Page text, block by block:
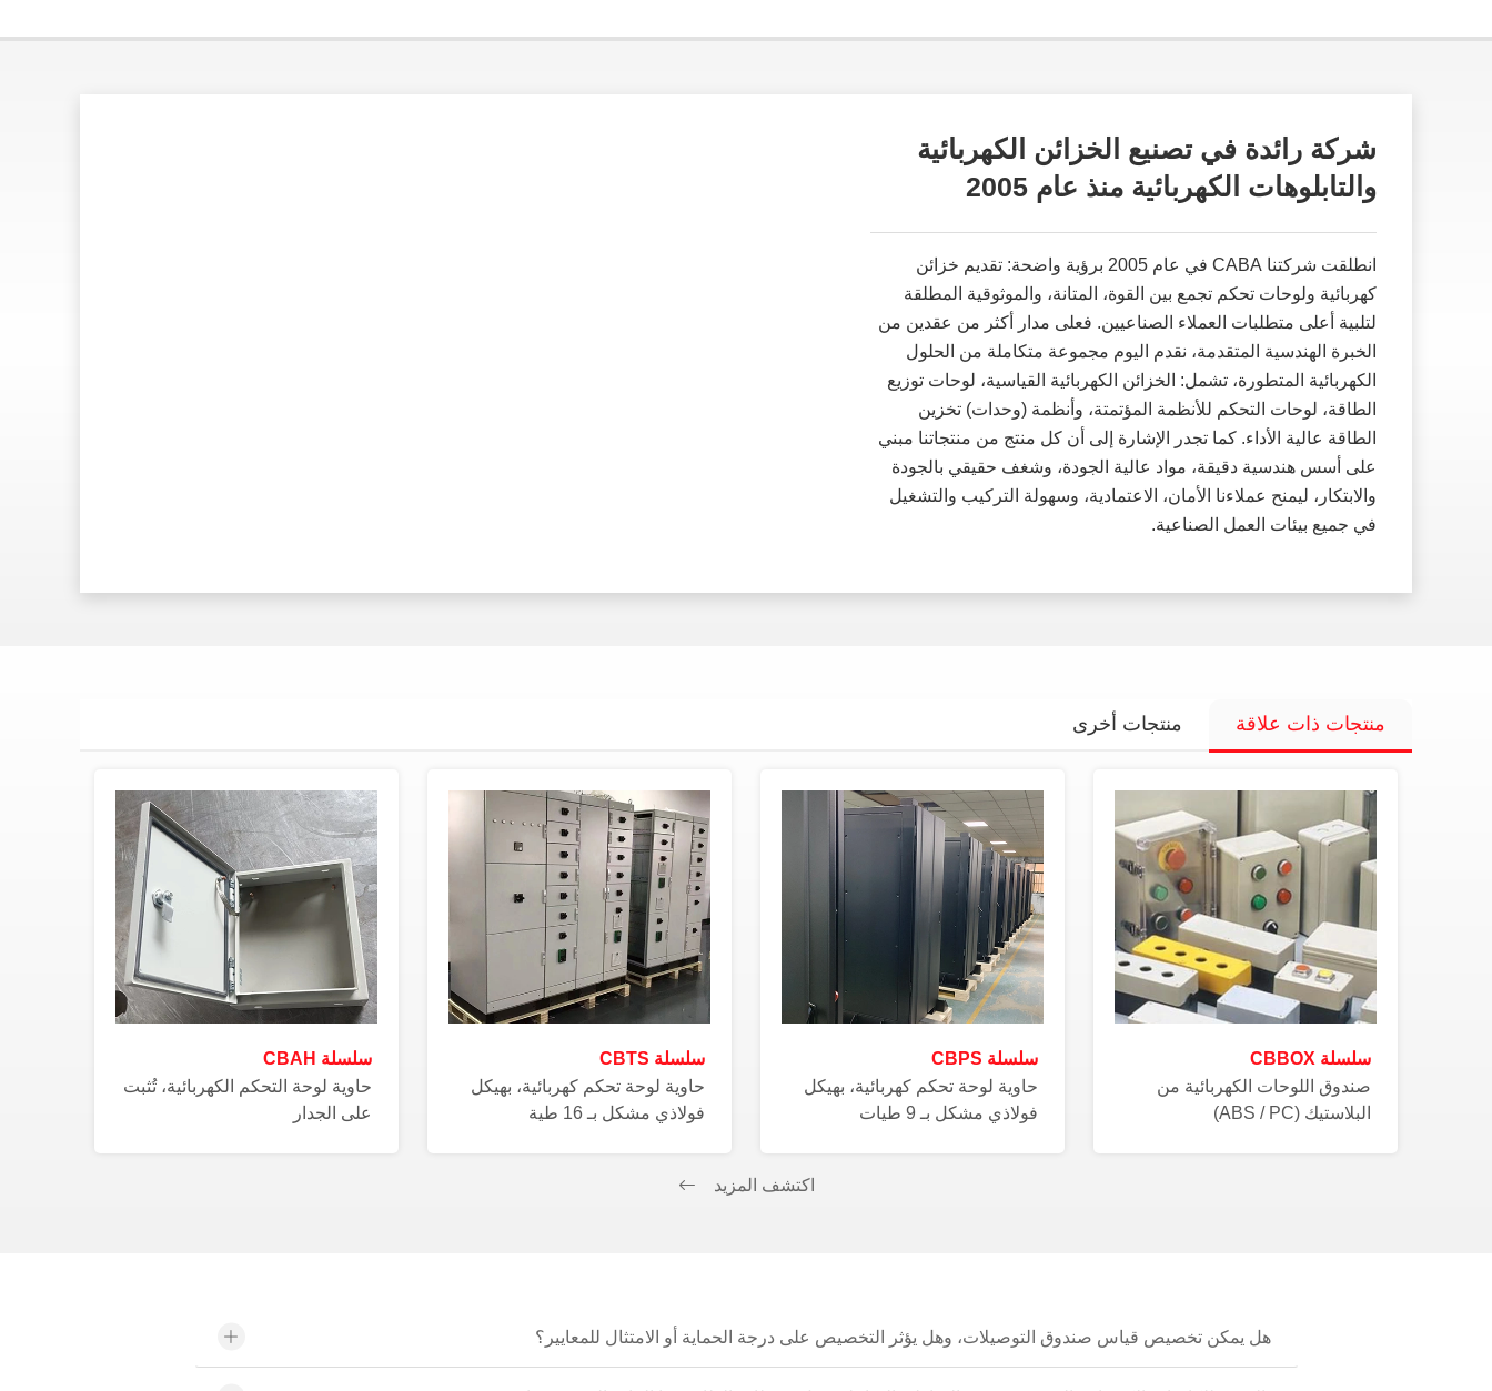
شركة رائدة في تصنيع الخزائن الكهربائية
والتابلوهات الكهربائية منذ عام 2005
انطلقت شركتنا CABA في عام 2005 برؤية واضحة: تقديم خزائن
كهربائية ولوحات تحكم تجمع بين القوة، المتانة، والموثوقية المطلقة
لتلبية أعلى متطلبات العملاء الصناعيين. فعلى مدار أكثر من عقدين من
الخبرة الهندسية المتقدمة، نقدم اليوم مجموعة متكاملة من الحلول
الكهربائية المتطورة، تشمل: الخزائن الكهربائية القياسية، لوحات توزيع
الطاقة، لوحات التحكم للأنظمة المؤتمتة، وأنظمة (وحدات) تخزين
الطاقة عالية الأداء. كما تجدر الإشارة إلى أن كل منتج من منتجاتنا مبني
على أسس هندسية دقيقة، مواد عالية الجودة، وشغف حقيقي بالجودة
والابتكار، ليمنح عملاءنا الأمان، الاعتمادية، وسهولة التركيب والتشغيل
في جميع بيئات العمل الصناعية.
منتجات ذات علاقة منتجات أخرى
سلسلة CBBOX
صندوق اللوحات الكهربائية من
البلاستيك (ABS / PC)
سلسلة CBPS
حاوية لوحة تحكم كهربائية، بهيكل
فولاذي مشكل بـ 9 طيات
سلسلة CBTS
حاوية لوحة تحكم كهربائية، بهيكل
فولاذي مشكل بـ 16 طية
سلسلة CBAH
حاوية لوحة التحكم الكهربائية، تُثبت
على الجدار
اكتشف المزيد
هل يمكن تخصيص قياس صندوق التوصيلات، وهل يؤثر التخصيص على درجة الحماية أو الامتثال للمعايير؟